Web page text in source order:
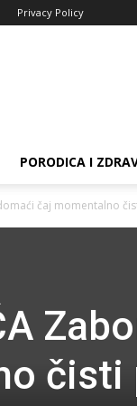
Privacy Policy
PORODICA I
čaj momentalno
čisti